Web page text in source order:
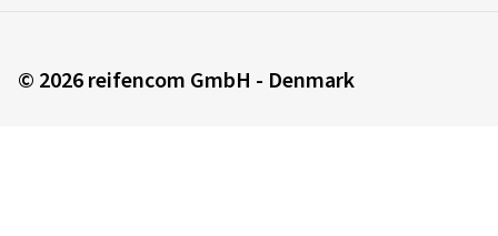
© 2026 reifencom GmbH - Denmark